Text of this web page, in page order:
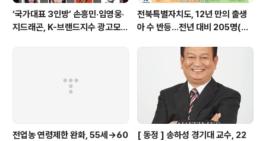
‘국가대표 3인방’ 손흥민·임영웅·
지드래곤, K-브랜드지수 광고모델
전북특별자치도, 12년 만의 출생
아 수 반등…전년 대비 205명(+
전업농 연령제한 완화, 55세→60
[ 동정 ] 송하성 경기대 교수, 22